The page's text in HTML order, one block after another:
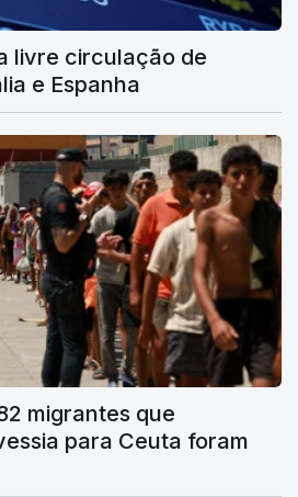
livre circulação de
e Espanha
migrantes que
para Ceuta foram